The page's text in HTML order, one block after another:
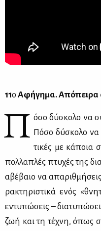
11ο Αφή­γη­μα. Από­πει­ρα
Π όσο δύ­σκο­λο να
Πό­σο δύ­σκο­λο να
τι­κές με κά­ποια
πολ­λα­πλές πτυ­χές της
αβέ­βαιο να
ρα­κτη­ρι­στι­κά ενός
εντυ­πώ­σεις –
ζωή και τη τέ­χνη, όπως